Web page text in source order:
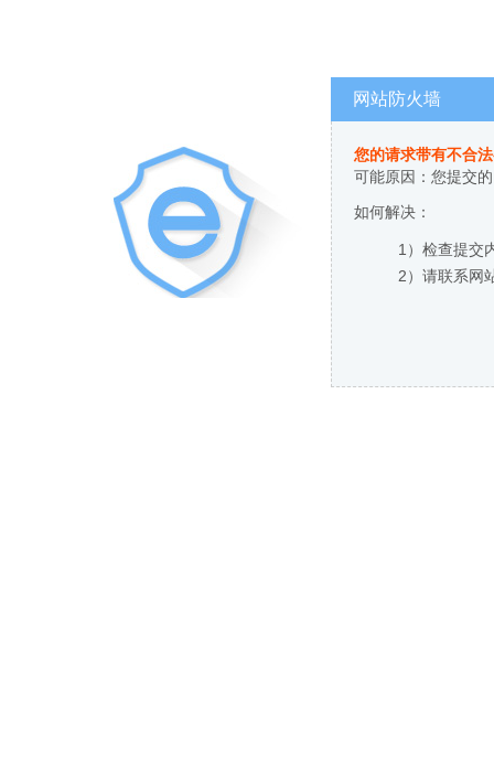
网站防火墙
您的请求带有不合
可能原因：您提交
如何解决：
1）检查提交
2）请联系网